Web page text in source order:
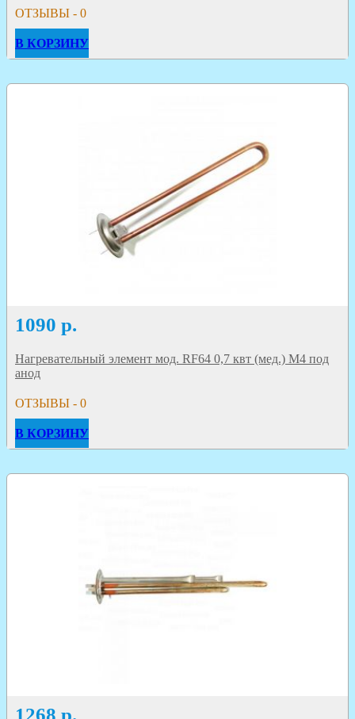
ОТЗЫВЫ - 0
В КОРЗИНУ
1090 р.
Нагревательный элемент мод. RF64 0,7 квт (мед.) M4 под
анод
ОТЗЫВЫ - 0
В КОРЗИНУ